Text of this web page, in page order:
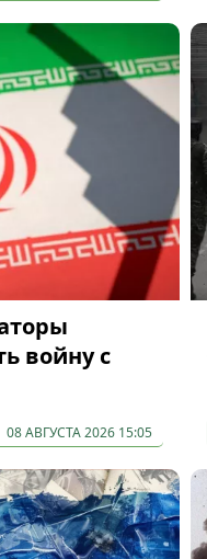
войну с
08 АВГУСТА 2026 15:05